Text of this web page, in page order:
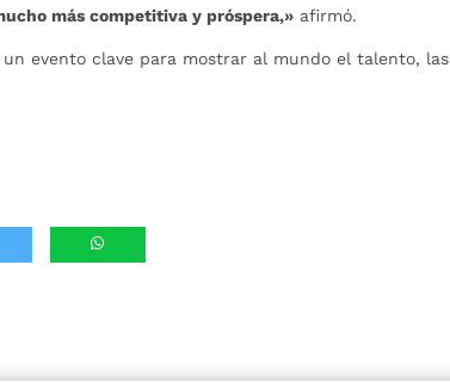
más competitiva y próspera,» afirmó.
evento clave para mostrar al mundo el talento, las